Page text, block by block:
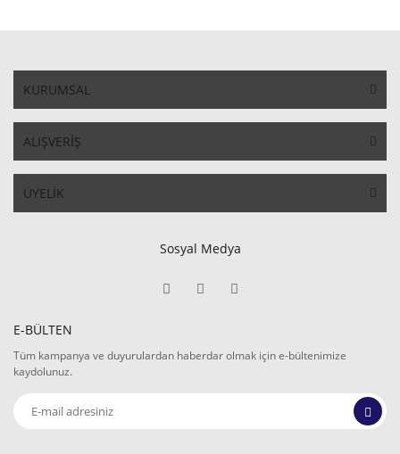
KURUMSAL
ALIŞVERİŞ
ÜYELİK
Sosyal Medya
E-BÜLTEN
Tüm kampanya ve duyurulardan haberdar olmak için e-bültenimize
kaydolunuz.